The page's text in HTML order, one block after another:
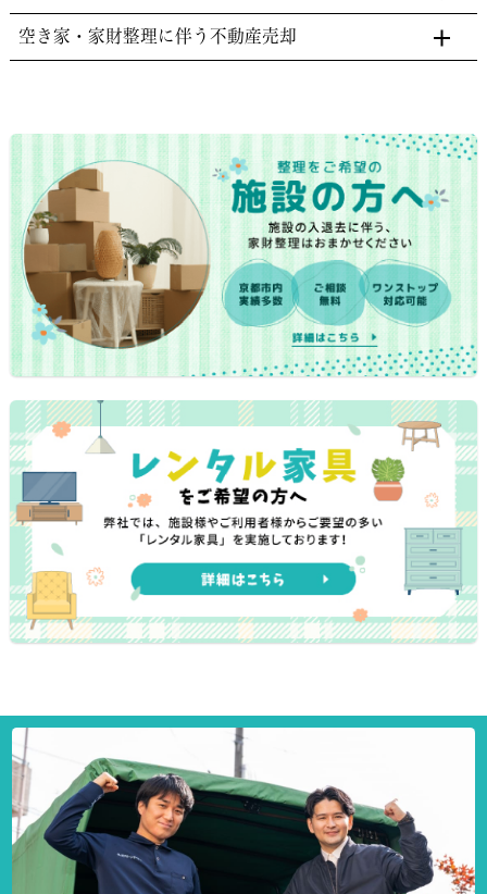
空き家・家財整理に伴う不動産売却